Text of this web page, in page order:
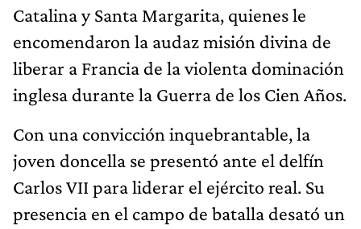
Catalina y Santa Margarita, quienes le
encomendaron la audaz misión divina de
liberar a Francia de la violenta dominación
inglesa durante la Guerra de los Cien Años.
Con una convicción inquebrantable, la
joven doncella se presentó ante el delfín
Carlos VII para liderar el ejército real. Su
presencia en el campo de batalla desató un